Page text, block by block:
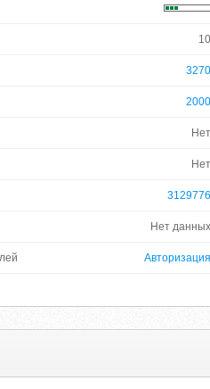
10
3270
2000
Нет
Нет
3129776
Нет данных
Авторизация